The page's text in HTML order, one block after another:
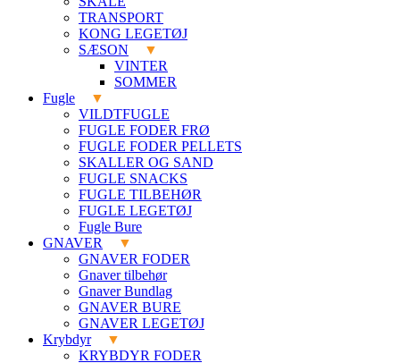
TRANSPORT
KONG LEGETØJ
SÆSON
VINTER
SOMMER
Fugle
VILDTFUGLE
FUGLE FODER FRØ
FUGLE FODER PELLETS
SKALLER OG SAND
FUGLE SNACKS
FUGLE TILBEHØR
FUGLE LEGETØJ
Fugle Bure
GNAVER
GNAVER FODER
Gnaver tilbehør
Gnaver Bundlag
GNAVER BURE
GNAVER LEGETØJ
Krybdyr
KRYBDYR FODER